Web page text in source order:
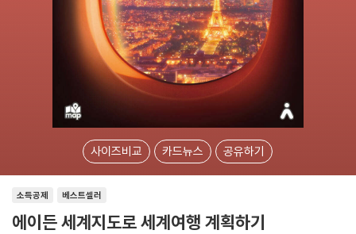
사이즈비교 카드뉴스 공유하기
소득공제 베스트셀러
에이든 세계지도로 세계여행 계획하기